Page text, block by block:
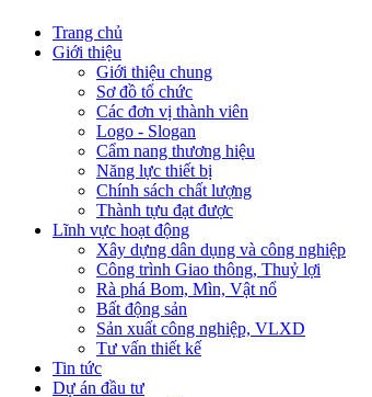
Trang chủ
Giới thiệu
Giới thiệu chung
Sơ đồ tổ chức
Các đơn vị thành viên
Logo - Slogan
Cẩm nang thương hiệu
Năng lực thiết bị
Chính sách chất lượng
Thành tựu đạt được
Lĩnh vực hoạt động
Xây dựng dân dụng và công nghiệp
Công trình Giao thông, Thuỷ lợi
Rà phá Bom, Mìn, Vật nổ
Bất động sản
Sản xuất công nghiệp, VLXD
Tư vấn thiết kế
Tin tức
Dự án đầu tư